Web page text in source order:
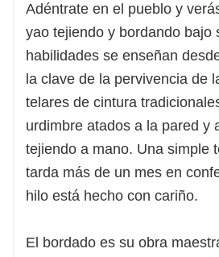
Adéntrate en el pueblo y
yao tejiendo y bordando bajo
habilidades se enseñan
la clave de la pervivencia de
telares de cintura
urdimbre atados a la pared y
tejiendo a mano. Una simple
tarda más de un mes en
hilo está hecho con cariño.
El bordado es su obra